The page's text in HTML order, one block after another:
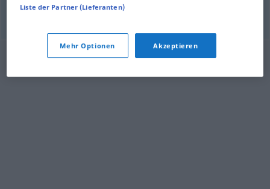
Liste der Partner (Lieferanten)
Mehr Optionen Akzeptieren